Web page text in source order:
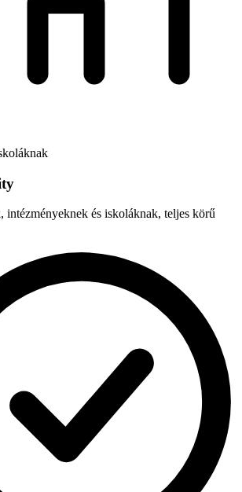
intézményeknek és iskoláknak, teljes körű